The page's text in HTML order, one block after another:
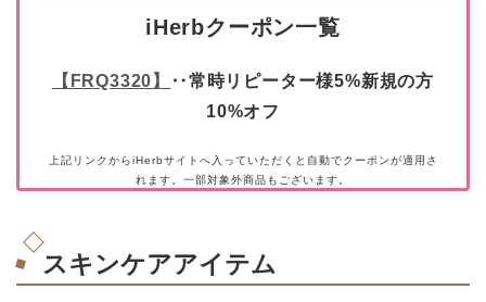
iHerbクーポン一覧
【FRQ3320】
‥常時リピーター様5%新規の方
10%オフ
上記リンクからiHerbサイトへ入っていただくと自動でクーポンが適用さ
れます。一部対象外商品もございます。
スキンケアアイテム